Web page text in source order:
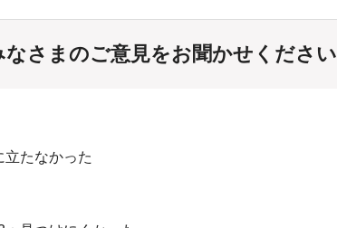
さまのご意見をお聞かせください
立たなかった